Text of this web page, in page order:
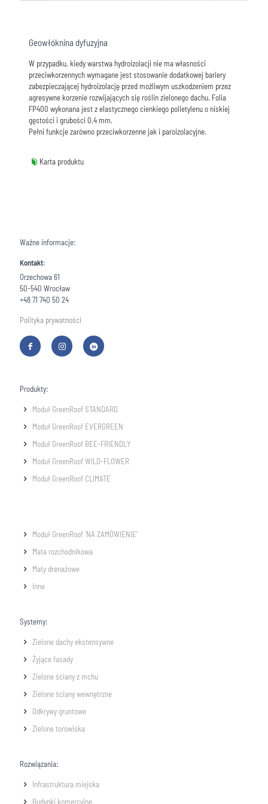
Geowłóknina dyfuzyjna
W przypadku, kiedy warstwa hydroizolacji nie ma własności
przeciwkorzennych wymagane jest stosowanie dodatkowej bariery
zabezpieczającej hydroizolację przed możliwym uszkodzeniem przez
agresywne korzenie rozwijających się roślin zielonego dachu. Folia
FP400 wykonana jest z elastycznego cienkiego polietylenu o niskiej
gęstości i grubości 0,4 mm.
Pełni funkcje zarówno przeciwkorzenne jak i paroizolacyjne.
Karta produktu
Ważne informacje:
Kontakt:
Orzechowa 61
50-540 Wrocław
+48 71 740 50 24
Polityka prywatności
Produkty:
Moduł GreenRoof STANDARD
Moduł GreenRoof EVERGREEN
Moduł GreenRoof BEE-FRIENDLY
Moduł GreenRoof WILD-FLOWER
Moduł GreenRoof CLIMATE
Moduł GreenRoof ‘NA ZAMÓWIENIE’
Mata rozchodnikowa
Maty drenażowe
Inne
Systemy:
Zielone dachy ekstensywne
Żyjące fasady
Zielone ściany z mchu
Zielone ściany wewnętrzne
Odkrywy gruntowe
Zielone torowiska
Rozwiązania:
Infrastruktura miejska
Budynki komercyjne